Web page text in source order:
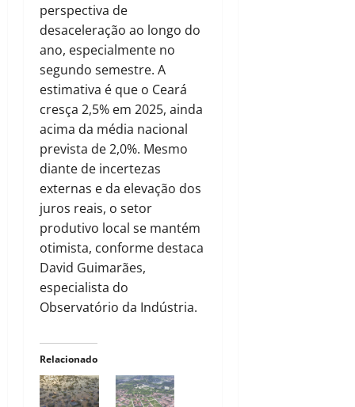
perspectiva de
desaceleração ao longo do
ano, especialmente no
segundo semestre. A
estimativa é que o Ceará
cresça 2,5% em 2025, ainda
acima da média nacional
prevista de 2,0%. Mesmo
diante de incertezas
externas e da elevação dos
juros reais, o setor
produtivo local se mantém
otimista, conforme destaca
David Guimarães,
especialista do
Observatório da Indústria.
Relacionado